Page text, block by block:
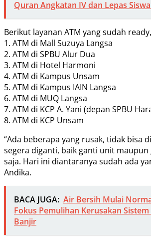
Quran Angkatan IV dan Lepas
Berikut layanan ATM yang sudah
1. ATM di Mall Suzuya Langsa
2. ATM di SPBU Alur Dua
3. ATM di ⁠Hotel Harmoni
4. ATM di Kampus Unsam
5. ATM di Kampus IAIN Langsa
6. ATM di MUQ Langsa
7. ATM di KCP A. Yani (depan SPBU
8. ATM di KCP Unsam
“Ada beberapa yang rusak, tidak bisa
segera diganti, baik ganti unit
saja. Hari ini diantaranya sudah ada
Andika.
BACA JUGA: Air Bersih Mulai
Fokus Pemulihan Kerusakan
Banjir